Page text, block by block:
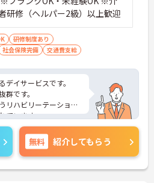
研修（ヘルパー2級）以上歓迎
研修制度あり
社会保険完備 交通費支給
デイサービスです。
です。
リハビリーテーション
ています。
で、ご利用者様との距
していただけます。
すので、プライベー
策ポイントなど、さら
無料 紹介してもらう